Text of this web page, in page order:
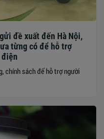
đề xuất đến Hà Nội,
từng có để hỗ trợ
điện
chính sách để hỗ trợ người